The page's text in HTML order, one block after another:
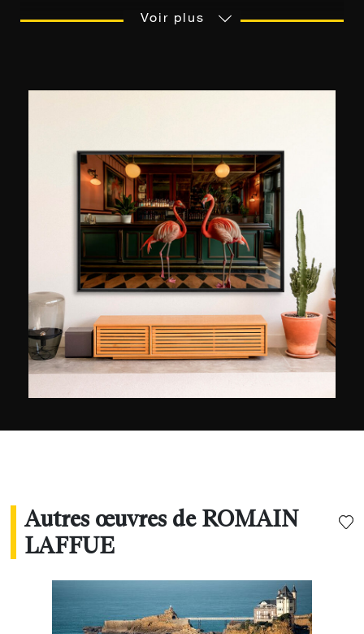
de doute, il intègrera une école de photographie.
d’associer ses deux passions - la photographie
et le surf. Il se met à son compte et démarre le
nouveau chapitre de sa carrière de photographe.
Cette aventure le mènera d’abord à Bordeaux, le
fera ensuite voyager aux quatre coins du monde
avant de marquer son retour sur la terre natale
qu’il aime tant, Biarritz.
Voir plus
Autres œuvres de ROMAIN
LAFFUE